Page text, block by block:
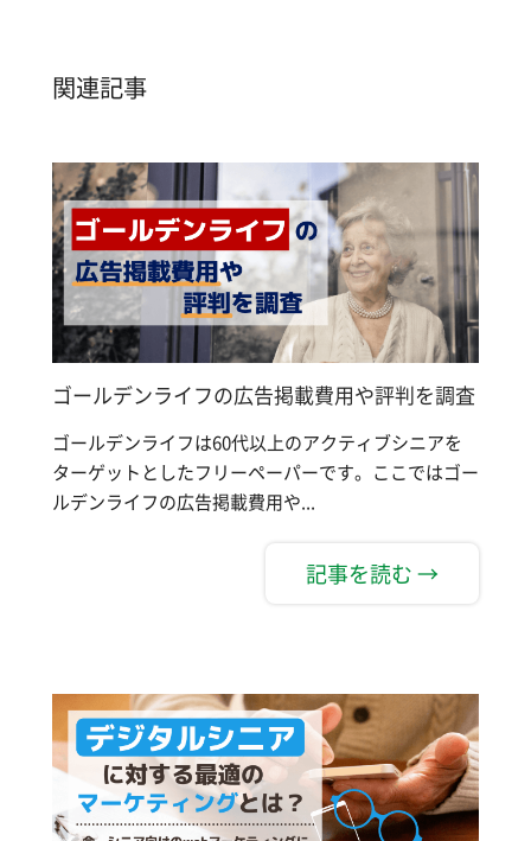
関連記事
ゴールデンライフの広告掲載費用や評判を調査
ゴールデンライフは60代以上のアクティブシニアを
ターゲットとしたフリーペーパーです。ここではゴー
ルデンライフの広告掲載費用や...
記事を読む →